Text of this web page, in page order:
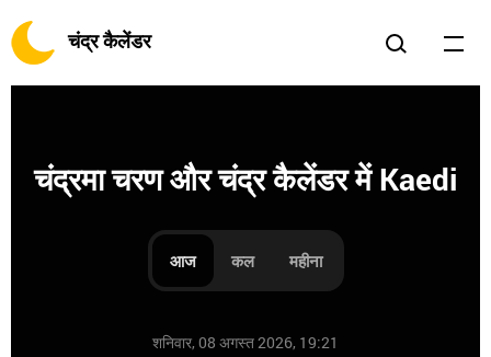
चंद्र कैलेंडर
चंद्रमा चरण और चंद्र कैलेंडर में Kaedi
आज कल महीना
शनिवार, 08 अगस्त 2026, 19:21